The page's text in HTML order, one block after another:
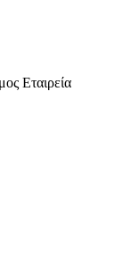
Εταιρεία